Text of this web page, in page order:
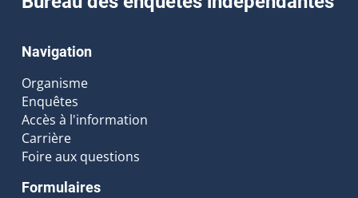
Navigation
Organisme
Enquêtes
Accès à l'information
Carrière
Foire aux questions
Formulaires